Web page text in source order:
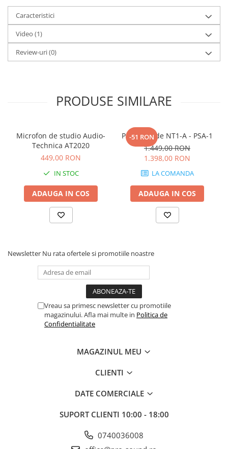
Stative si schela lumini
Instrumente Muzicale
Chitare si bass
Claviaturi
Instrumente cu arcus
Instrumente si jucarii pentru copii
Accesorii DJ
Accesorii Pick-up si Vinyl
Case-uri DJ
CD Playere DJ
Controllere MIDI - USB DAW
Mixere DJ
Samplere si controllere
Cabluri si conectori
Cabluri adaptoare, cabluri Y
Cabluri MIDI si audio digitale
Caracteristici
Video (1)
Review-uri(0)
PRODUSE SIMILARE
Microfon de studio Audio-
Technica AT2020
449,00 RON
IN STOC
ADAUGA IN COS
-51 RON
Pachet Rode NT1-A - PSA-1
1.449,00 RON
1.398,00 RON
LA COMANDA
ADAUGA IN COS
Newsletter Nu rata ofertele si promotiile noastre
Vreau sa primesc newsletter cu promotiile
magazinului. Afla mai multe in Politica de
Confidentialitate
MAGAZINUL MEU
CLIENTI
DATE COMERCIALE
SUPORT CLIENTI 10:00 - 18:00
0740036008